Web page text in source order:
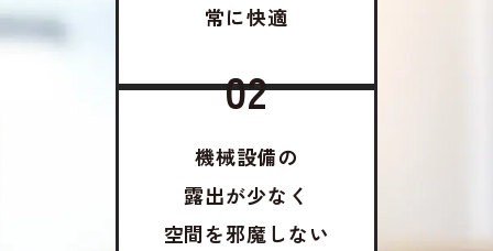
常に快適
02
機械設備の
露出が少なく
空間を邪魔しない